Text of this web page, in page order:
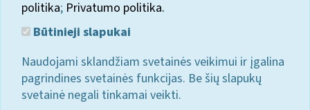
politika; Privatumo politika.
Būtinieji slapukai
Naudojami sklandžiam svetainės veikimui ir įgalina
pagrindines svetainės funkcijas. Be šių slapukų
svetainė negali tinkamai veikti.